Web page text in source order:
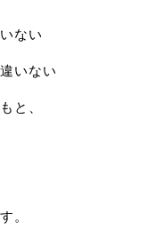
ない
いない
と、
。